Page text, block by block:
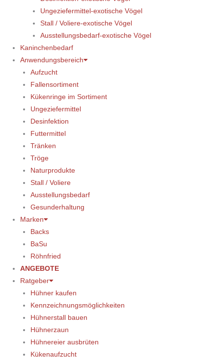
Ungeziefermittel-exotische Vögel
Stall / Voliere-exotische Vögel
Ausstellungsbedarf-exotische Vögel
Kaninchenbedarf
Anwendungsbereich
Aufzucht
Fallensortiment
Kükenringe im Sortiment
Ungeziefermittel
Desinfektion
Futtermittel
Tränken
Tröge
Naturprodukte
Stall / Voliere
Ausstellungsbedarf
Gesunderhaltung
Marken
Backs
BaSu
Röhnfried
ANGEBOTE
Ratgeber
Hühner kaufen
Kennzeichnungsmöglichkeiten
Hühnerstall bauen
Hühnerzaun
Hühnereier ausbrüten
Kükenaufzucht